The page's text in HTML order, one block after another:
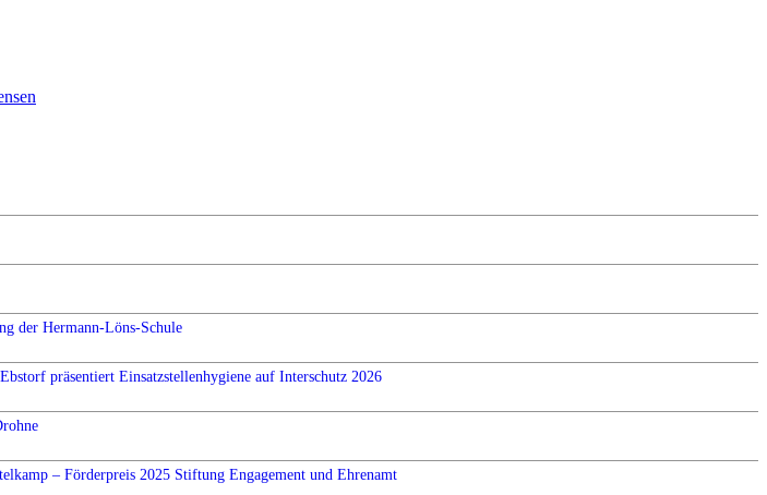
der Hermann-Löns-Schule
präsentiert Einsatzstellenhygiene auf Interschutz 2026
– Förderpreis 2025 Stiftung Engagement und Ehrenamt